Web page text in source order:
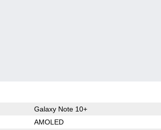
Galaxy Note 10+
AMOLED